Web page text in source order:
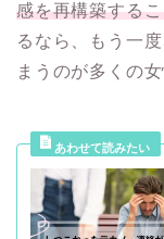
感を再構築する
るなら、もう一
まうのが多くの女